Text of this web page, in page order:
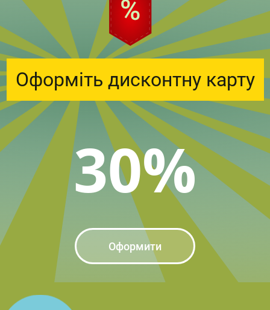
30%
Оформіть дисконтну карту
Оформити